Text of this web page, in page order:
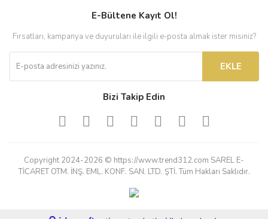
E-Bültene Kayıt Ol!
Fırsatları, kampanya ve duyuruları ile ilgili e-posta almak ister misiniz?
EKLE
Bizi Takip Edin
Copyright 2024-2026 © https://www.trend312.com SAREL E-
TİCARET OTM. İNŞ. EML. KONF. SAN. LTD. ŞTİ. Tüm Hakları Saklıdır.